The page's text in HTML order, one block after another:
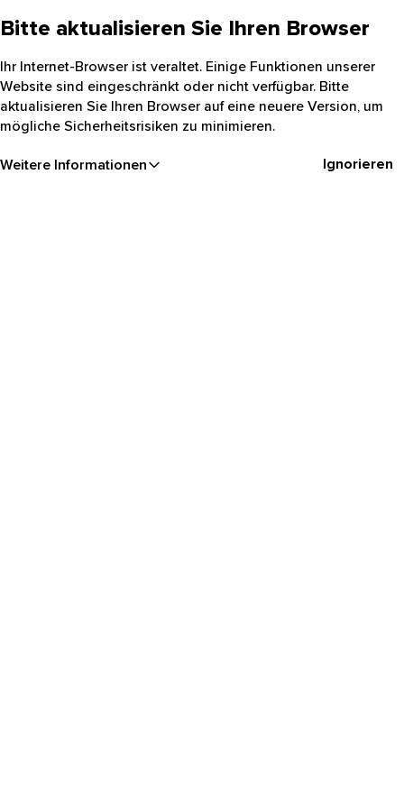
Bitte aktualisieren Sie Ihren Browser
Ihr Internet-Browser ist veraltet. Einige Funktionen unserer
Website sind eingeschränkt oder nicht verfügbar. Bitte
aktualisieren Sie Ihren Browser auf eine neuere Version, um
mögliche Sicherheitsrisiken zu minimieren.
Weitere Informationen Ignorieren